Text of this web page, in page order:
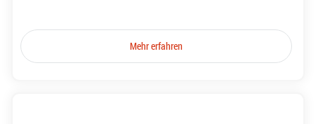
Mehr erfahren